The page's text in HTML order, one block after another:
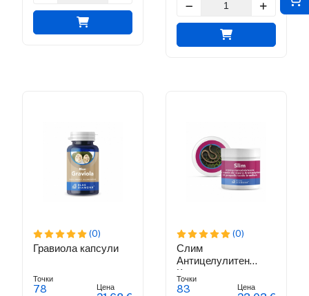
(0)
Гравиола капсули
Точки
78 Цена
(0)
Слим
Антицелулитен
Крем
Точки
83 Цена